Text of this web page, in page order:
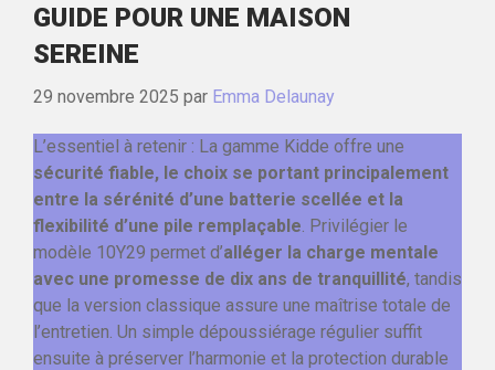
GUIDE POUR UNE MAISON
SEREINE
29 novembre 2025 par Emma Delaunay
L’essentiel à retenir : La gamme Kidde offre une
sécurité fiable, le choix se portant principalement
entre la sérénité d’une batterie scellée et la
flexibilité d’une pile remplaçable. Privilégier le
modèle 10Y29 permet d’alléger la charge mentale
avec une promesse de dix ans de tranquillité, tandis
que la version classique assure une maîtrise totale de
l’entretien. Un simple dépoussiérage régulier suffit
ensuite à préserver l’harmonie et la protection durable